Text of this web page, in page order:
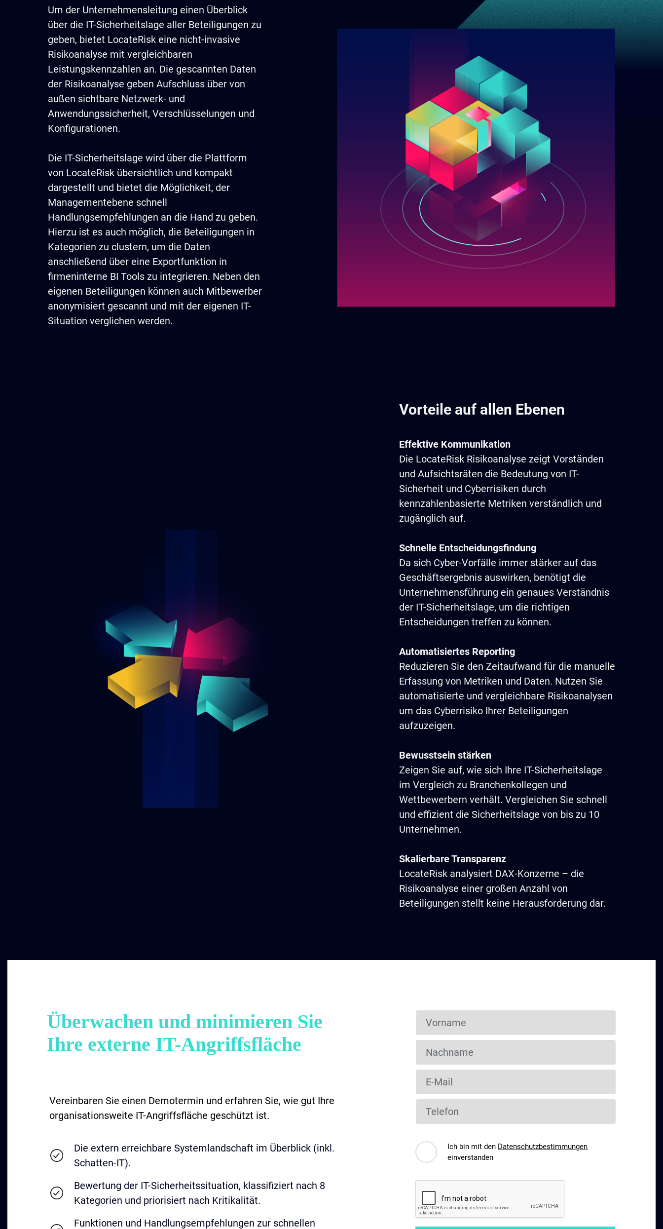
Um der Unternehmensleitung einen Überblick
über die IT-Sicherheitslage aller Beteiligungen zu
geben, bietet LocateRisk eine nicht-invasive
Risikoanalyse mit vergleichbaren
Leistungskennzahlen an. Die gescannten Daten
der Risikoanalyse geben Aufschluss über von
außen sichtbare Netzwerk- und
Anwendungssicherheit, Verschlüsselungen und
Konfigurationen.
Die IT-Sicherheitslage wird über die Plattform
von LocateRisk übersichtlich und kompakt
dargestellt und bietet die Möglichkeit, der
Managementebene schnell
Handlungsempfehlungen an die Hand zu geben.
Hierzu ist es auch möglich, die Beteiligungen in
Kategorien zu clustern, um die Daten
anschließend über eine Exportfunktion in
firmeninterne BI Tools zu integrieren. Neben den
eigenen Beteiligungen können auch Mitbewerber
anonymisiert gescannt und mit der eigenen IT-
Situation verglichen werden.
Vorteile auf allen Ebenen
Effektive Kommunikation
Die LocateRisk Risikoanalyse zeigt Vorständen
und Aufsichtsräten die Bedeutung von IT-
Sicherheit und Cyberrisiken durch
kennzahlenbasierte Metriken verständlich und
zugänglich auf.
Schnelle Entscheidungsfindung
Da sich Cyber-Vorfälle immer stärker auf das
Geschäftsergebnis auswirken, benötigt die
Unternehmensführung ein genaues Verständnis
der IT-Sicherheitslage, um die richtigen
Entscheidungen treffen zu können.
Automatisiertes Reporting
Reduzieren Sie den Zeitaufwand für die manuelle
Erfassung von Metriken und Daten. Nutzen Sie
automatisierte und vergleichbare Risikoanalysen
um das Cyberrisiko Ihrer Beteiligungen
aufzuzeigen.
Bewusstsein stärken
Zeigen Sie auf, wie sich Ihre IT-Sicherheitslage
im Vergleich zu Branchenkollegen und
Wettbewerbern verhält. Vergleichen Sie schnell
und effizient die Sicherheitslage von bis zu 10
Unternehmen.
Skalierbare Transparenz
LocateRisk analysiert DAX-Konzerne – die
Risikoanalyse einer großen Anzahl von
Beteiligungen stellt keine Herausforderung dar.
Überwachen und minimieren Sie
Ihre externe IT-Angriffsfläche
Vereinbaren Sie einen Demotermin und erfahren Sie, wie gut Ihre
organisationsweite IT-Angriffsfläche geschützt ist.
Die extern erreichbare Systemlandschaft im Überblick (inkl.
Schatten-IT).
Bewertung der IT-Sicherheitssituation, klassifiziert nach 8
Kategorien und priorisiert nach Kritikalität.
Funktionen und Handlungsempfehlungen zur schnellen
Ich bin mit den Datenschutzbestimmungen
einverstanden